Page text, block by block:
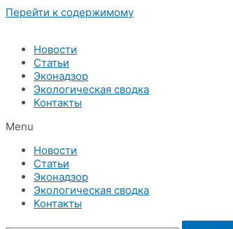
Перейти к содержимому
Новости
Статьи
Эконадзор
Экологическая сводка
Контакты
Menu
Новости
Статьи
Эконадзор
Экологическая сводка
Контакты